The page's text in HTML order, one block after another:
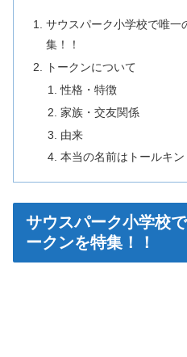
サウスパーク小学校で唯一
集！！
トークンについて
性格・特徴
家族・交友関係
由来
本当の名前はトールキン
サウスパーク小学校
ークンを特集！！